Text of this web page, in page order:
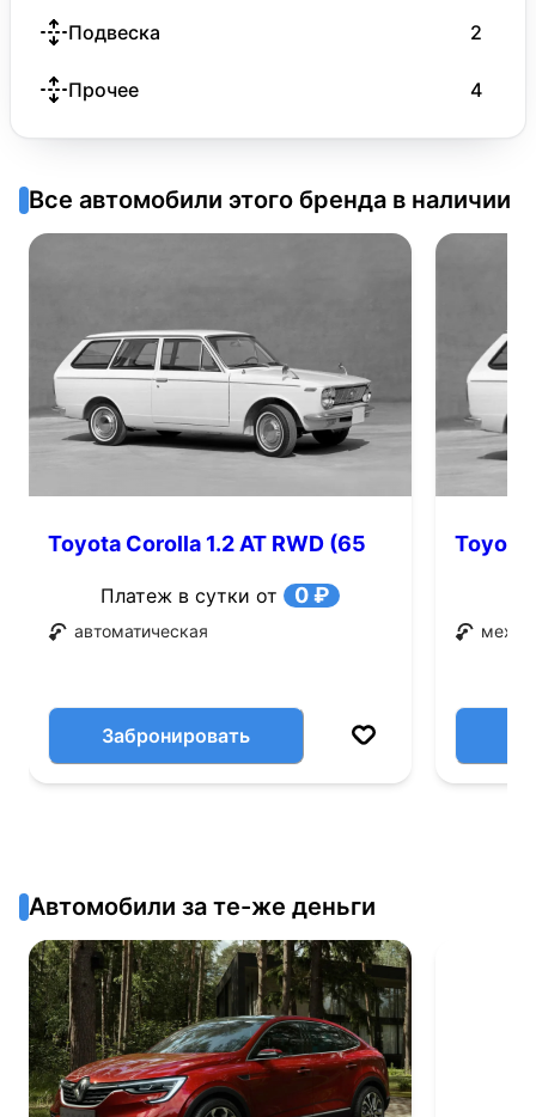
Подвеска 2
Прочее 4
Все автомобили этого бренда в наличии
Toyota Corolla 1.2 AT RWD (65
Платеж в сутки от 0 ₽
автоматическая
Забронировать
Toyota
Автомобили за те-же деньги